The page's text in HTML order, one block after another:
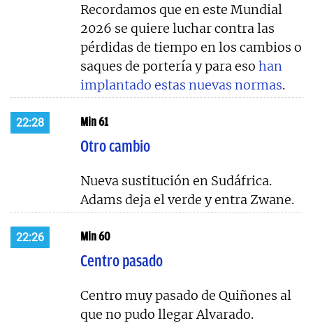
Recordamos que en este Mundial
2026 se quiere luchar contra las
pérdidas de tiempo en los cambios o
saques de portería y para eso han
implantado estas nuevas normas.
22:28 Min 61
Otro cambio
Nueva sustitución en Sudáfrica.
Adams deja el verde y entra Zwane.
22:26 Min 60
Centro pasado
Centro muy pasado de Quiñones al
que no pudo llegar Alvarado.